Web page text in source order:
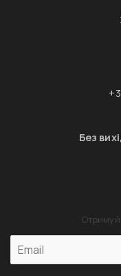
Без